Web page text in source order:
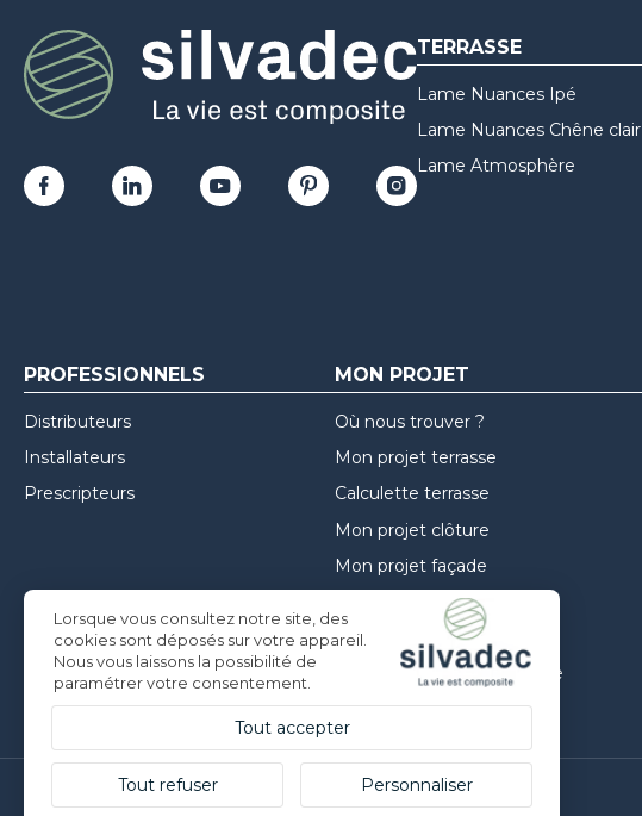
TERRASSE
Lame Nuances Ipé
Lame Nuances Chêne clair
Lame Atmosphère
PROFESSIONNELS
Distributeurs
Installateurs
Prescripteurs
MON PROJET
Où nous trouver ?
Mon projet terrasse
Calculette terrasse
Mon projet clôture
Mon projet façade
Guide de choix
Inspirations
Conseils de mise en oeuvre
Lorsque vous consultez notre site, des
cookies sont déposés sur votre appareil.
Nous vous laissons la possibilité de
paramétrer votre consentement.
Tout accepter
Tout refuser Personnaliser